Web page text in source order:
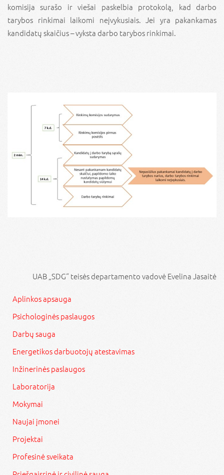
komisija surašo ir viešai paskelbia protokolą, kad darbo
tarybos rinkimai laikomi neįvykusiais. Jei yra pakankamas
kandidatų skaičius – vyksta darbo tarybos rinkimai.
UAB „SDG“ teisės departamento vadovė Evelina Jasaitė
Aplinkos apsauga
Psichologinės paslaugos
Darbų sauga
Energetikos darbuotojų atestavimas
Inžinerinės paslaugos
Laboratorija
Mokymai
Naujai įmonei
Projektai
Profesinė sveikata